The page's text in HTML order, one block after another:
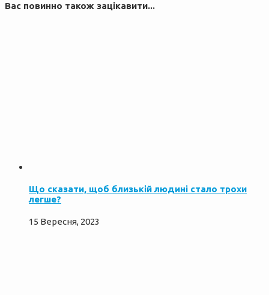
Вас повинно також зацікавити...
Що сказати, щоб близькій людині стало трохи
легше?
15 Вересня, 2023